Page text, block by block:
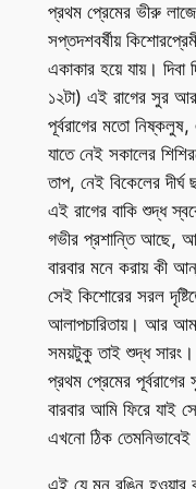
প্রথম প্রেমের ভীরু
সপ্তদশবর্ষীয়
একাকার হয়ে যায়।
১২টা) এই রাগের সুর আর
পূর্বরাগের মতো
যাতে নেই সকালের
তাপ, নেই বিকেলের দীর্ঘ
এই রাগের বাকি শুদ্ধ
গভীর প্রশান্তি আছে,
বারবার মনে করায় কী
সেই কিশোরের সরল
আলাপচারিতায়। আর
সময়টুকু তাই শুদ্ধ
প্রথম প্রেমের
বারবার আমি ফিরে
এখনো ঠিক